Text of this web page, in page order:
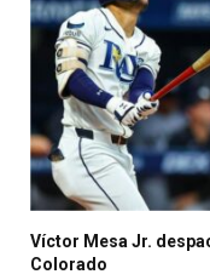
Víctor Mesa Jr.
Colorado